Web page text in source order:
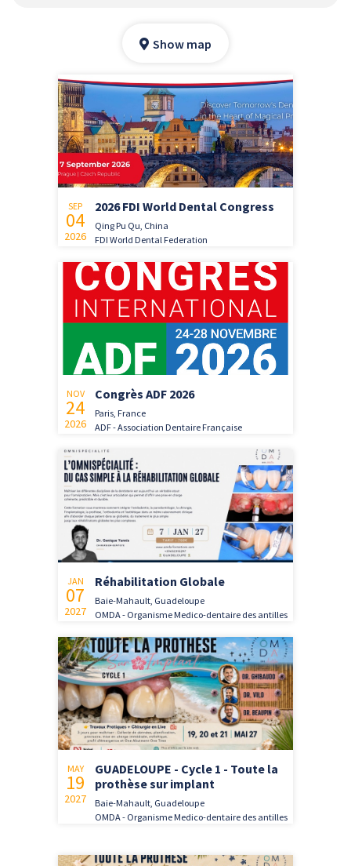
Show map
SEP
04
2026
2026 FDI World Dental Congress
Qing Pu Qu, China
FDI World Dental Federation
NOV
24
2026
Congrès ADF 2026
Paris, France
ADF - Association Dentaire Française
JAN
07
2027
Réhabilitation Globale
Baie-Mahault, Guadeloupe
OMDA - Organisme Medico-dentaire des antilles
MAY
19
2027
GUADELOUPE - Cycle 1 - Toute la
prothèse sur implant
Baie-Mahault, Guadeloupe
OMDA - Organisme Medico-dentaire des antilles